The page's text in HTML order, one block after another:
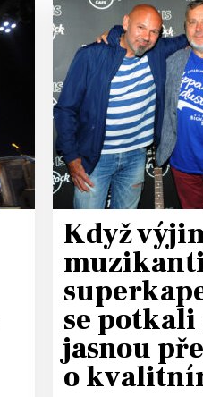
Když
se potkali
jasnou
o